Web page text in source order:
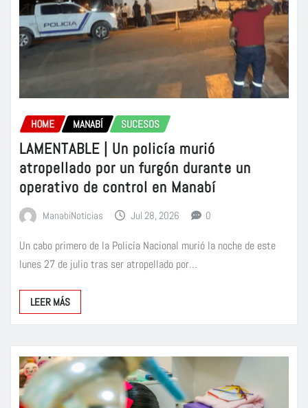
HOME MANABÍ SUCESOS
LAMENTABLE | Un policía murió
atropellado por un furgón durante un
operativo de control en Manabí
ManabiNoticias Jul 28, 2026 0
Un cabo primero de la Policía Nacional murió la noche de este
lunes 27 de julio tras ser atropellado por…
LEER MÁS